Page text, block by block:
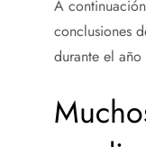
A
conclusiones
durante el año